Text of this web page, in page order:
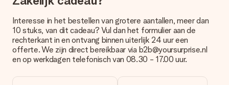
je een persoonlijke boodschap plaatsen, zodat de ontvanger
precies weet van wie de verrassing afkomstig is.
Wordt mijn cadeau ingepakt geleverd?
Momenteel hebben we (nog) geen inpakservice om jouw
cadeau mooi in te pakken. Wel versturen we onze cadeaus in
een feestelijke verzendverpakking. Zo is jouw cadeau klaar om
Interesse in het bestellen van grotere aantallen, meer dan
10 stuks, van dit cadeau? Vul dan het formulier aan de
rechterkant in en ontvang binnen uiterlijk 24 uur een
offerte. We zijn direct bereikbaar via b2b@yoursurprise.nl
en op werkdagen telefonisch van 08.30 - 17.00 uur.